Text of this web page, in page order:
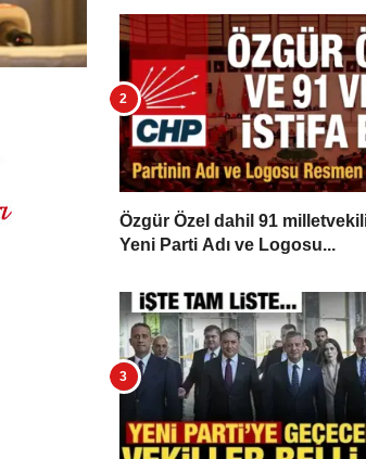
Özgür Özel dahil 91
Yeni Parti Adı ve Logosu...